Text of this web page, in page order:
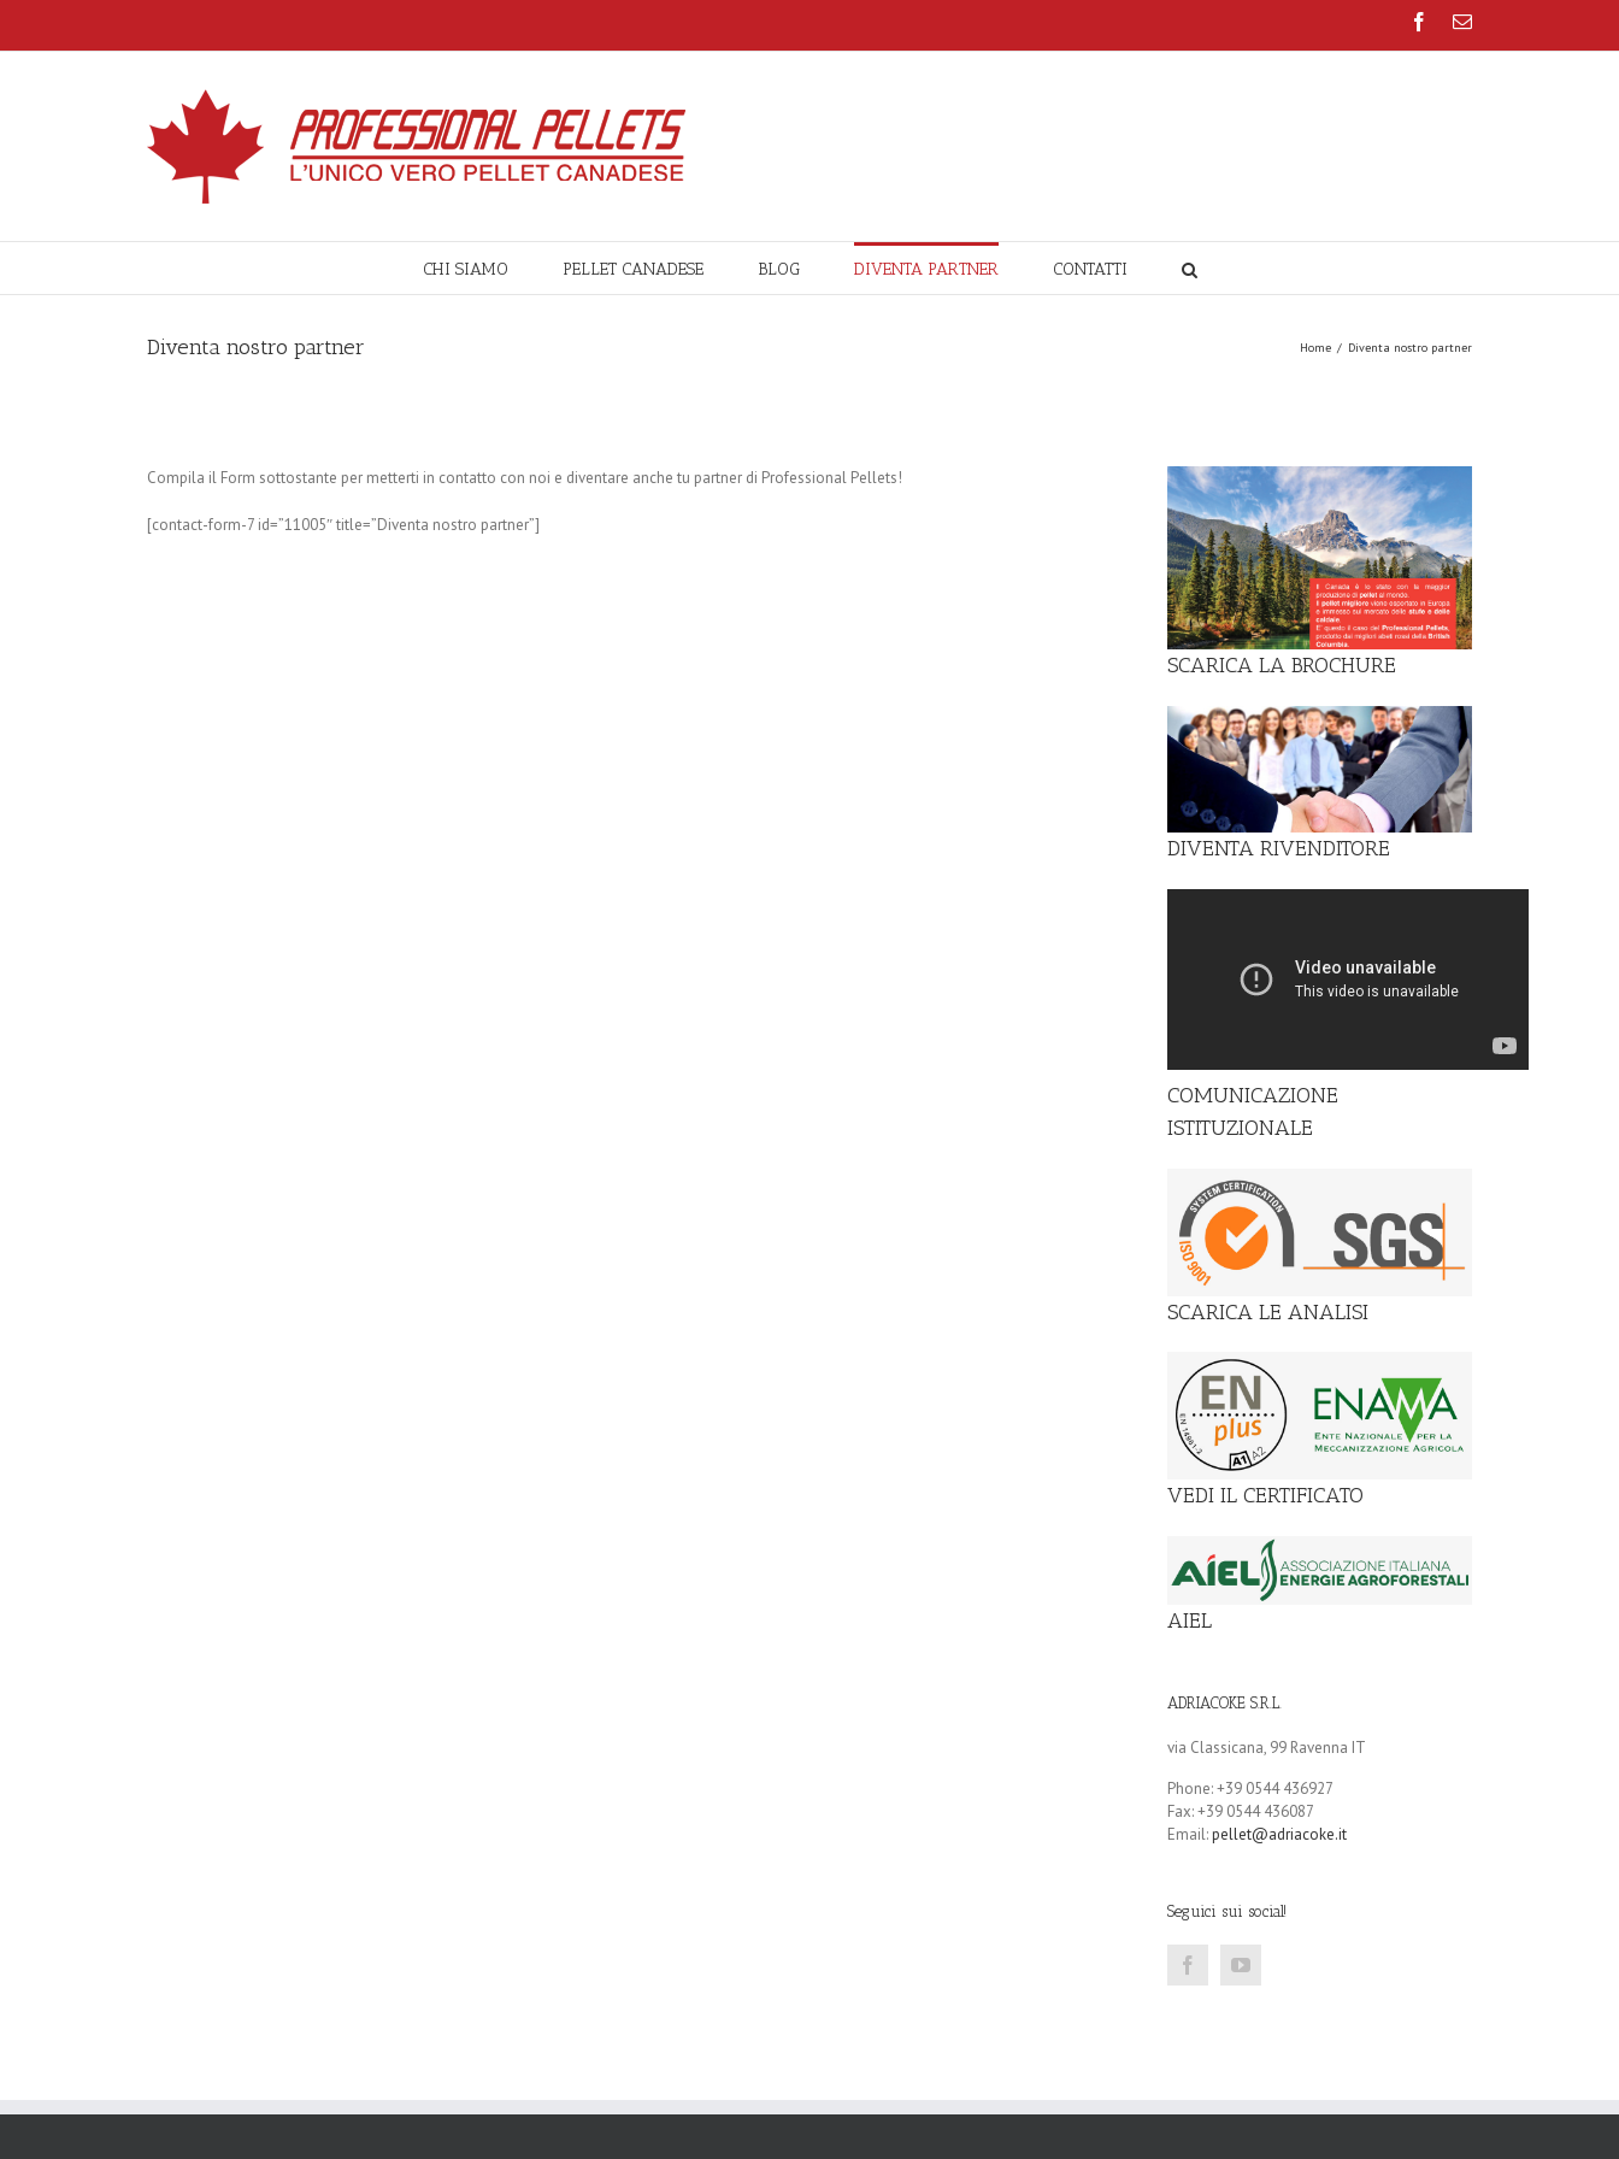
Facebook
Email
CHI SIAMO PELLET CANADESE BLOG DIVENTA PARTNER CONTATTI
Diventa nostro partner Home / Diventa nostro partner
Compila il Form sottostante per metterti in contatto con noi e diventare anche tu partner di Professional Pellets!
[contact-form-7 id=”11005″ title=”Diventa nostro partner”]
SCARICA LA BROCHURE
DIVENTA RIVENDITORE
COMUNICAZIONE
ISTITUZIONALE
SCARICA LE ANALISI
VEDI IL CERTIFICATO
AIEL
ADRIACOKE S.R.L.
via Classicana, 99 Ravenna IT
Phone: +39 0544 436927
Fax: +39 0544 436087
Email:pellet@adriacoke.it
Seguici sui social!